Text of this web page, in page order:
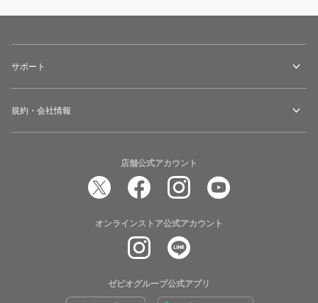
サポート
規約・会社情報
店舗公式アカウント
オンラインストア公式アカウント
ゼビオグループ公式アプリ